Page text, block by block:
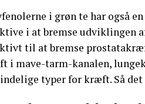
i grøn te har også
i at bremse udviklingen
til at bremse
i mave-tarm-kanalen,
typer for kræft. Så